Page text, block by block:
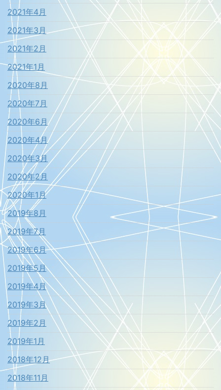
2021年4月
2021年3月
2021年2月
2021年1月
2020年8月
2020年7月
2020年6月
2020年4月
2020年3月
2020年2月
2020年1月
2019年8月
2019年7月
2019年6月
2019年5月
2019年4月
2019年3月
2019年2月
2019年1月
2018年12月
2018年11月